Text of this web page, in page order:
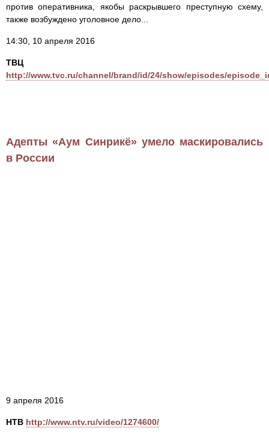
против оперативника, якобы раскрывшего преступную схему,
также возбуждено уголовное дело...
14:30, 10 апреля 2016
ТВЦ
http://www.tvc.ru/channel/brand/id/24/show/episodes/
Адепты «Аум Синрикё» умело маскировались
в России
9 апреля 2016
НТВ http://www.ntv.ru/video/1274600/